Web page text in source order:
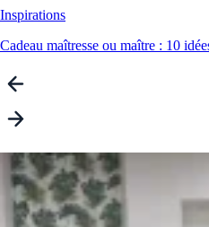
Inspirations
Cadeau maîtresse ou maître : 10